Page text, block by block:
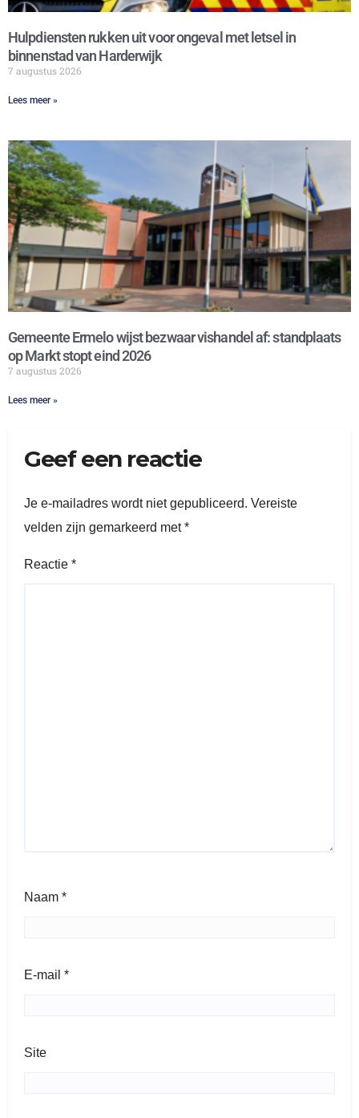
Hulpdiensten rukken uit voor ongeval met letsel in
binnenstad van Harderwijk
7 augustus 2026
Lees meer »
Gemeente Ermelo wijst bezwaar vishandel af: standplaats
op Markt stopt eind 2026
7 augustus 2026
Lees meer »
Geef een reactie
Je e-mailadres wordt niet gepubliceerd. Vereiste
velden zijn gemarkeerd met*
Reactie *
Naam *
E-mail *
Site